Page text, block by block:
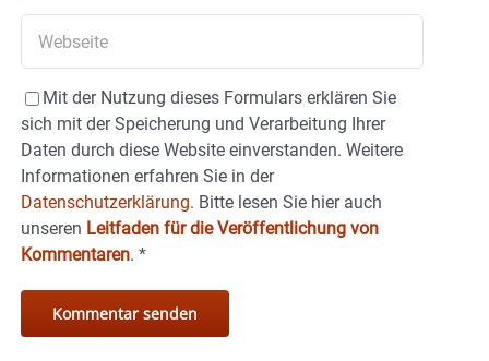
Mit der Nutzung dieses Formulars erklären Sie
sich mit der Speicherung und Verarbeitung Ihrer
Daten durch diese Website einverstanden. Weitere
Informationen erfahren Sie in der
Datenschutzerklärung. Bitte lesen Sie hier auch
unseren Leitfaden für die Veröffentlichung von
Kommentaren. *